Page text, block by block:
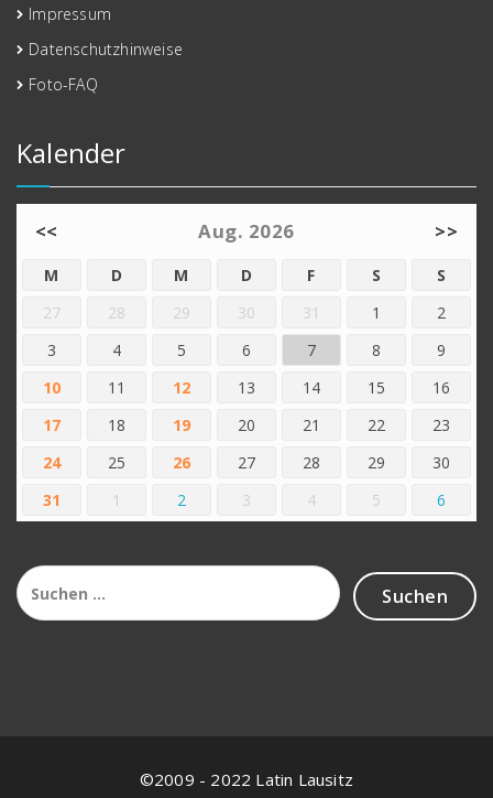
Impressum
Datenschutzhinweise
Foto-FAQ
Kalender
<< Aug. 2026 >>
M D M D F S
S
27
28 29 30 31 1
2
3
4 5 6 7 8
9
10
11 12 13 14 15
16
17
18 19 20 21 22
23
24
25 26 27 28 29
30
31
1 2 3 4 5 6
Suchen
nach:
©2009 - 2022 Latin Lausitz